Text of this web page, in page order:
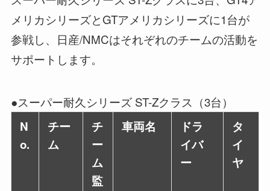
メリカシリーズとGTアメリカシリーズに1台が
参戦し、日産/NMCはそれぞれのチームの活動を
サポートします。
●スーパー耐久シリーズ ST-Zクラス（3台）
N
o.
チー
ム
チ
ー
ム
監
車両名
ドラ
イバ
ー
タ
イ
ヤ